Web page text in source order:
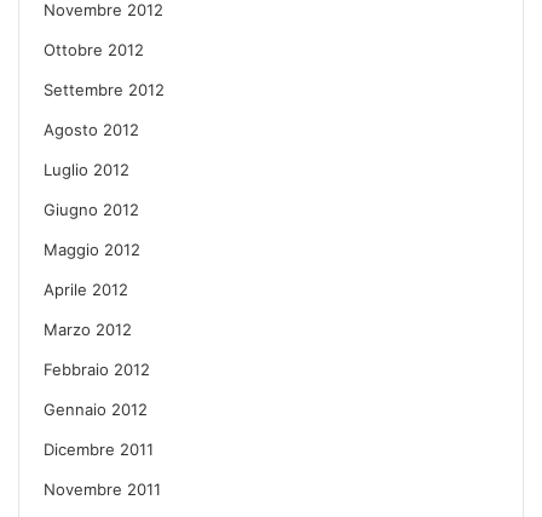
Novembre 2012
Ottobre 2012
Settembre 2012
Agosto 2012
Luglio 2012
Giugno 2012
Maggio 2012
Aprile 2012
Marzo 2012
Febbraio 2012
Gennaio 2012
Dicembre 2011
Novembre 2011